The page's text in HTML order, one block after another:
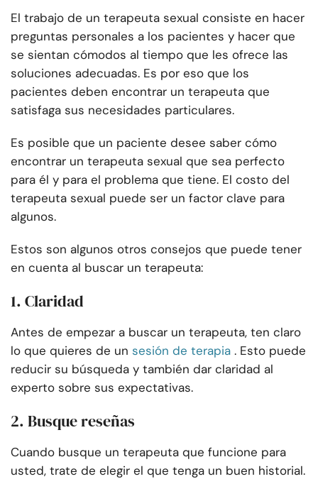
El trabajo de un terapeuta sexual consiste en hacer
preguntas personales a los pacientes y hacer que
se sientan cómodos al tiempo que les ofrece las
soluciones adecuadas. Es por eso que los
pacientes deben encontrar un terapeuta que
satisfaga sus necesidades particulares.
Es posible que un paciente desee saber cómo
encontrar un terapeuta sexual que sea perfecto
para él y para el problema que tiene. El costo del
terapeuta sexual puede ser un factor clave para
algunos.
Estos son algunos otros consejos que puede tener
en cuenta al buscar un terapeuta:
1. Claridad
Antes de empezar a buscar un terapeuta, ten claro
lo que quieres de un sesión de terapia . Esto puede
reducir su búsqueda y también dar claridad al
experto sobre sus expectativas.
2. Busque reseñas
Cuando busque un terapeuta que funcione para
usted, trate de elegir el que tenga un buen historial.